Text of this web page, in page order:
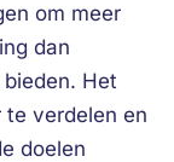
om meer
dan
Het
te verdelen en
doelen